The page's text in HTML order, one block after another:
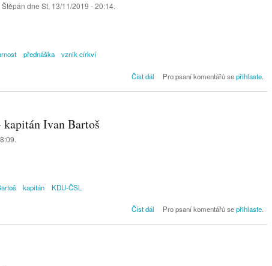
Štěpán dne St, 13/11/2019 - 20:14.
přednáška vznik církví
Číst dál
Pozvání na přednášku na téma
Pro psaní komentářů sepřihlaste.
Ivan Bartoš
kapitán KDU-ČSL
Číst dál
Pod plachtami kolem Evropy - kapitán
Pro psaní komentářů sepřihlaste.